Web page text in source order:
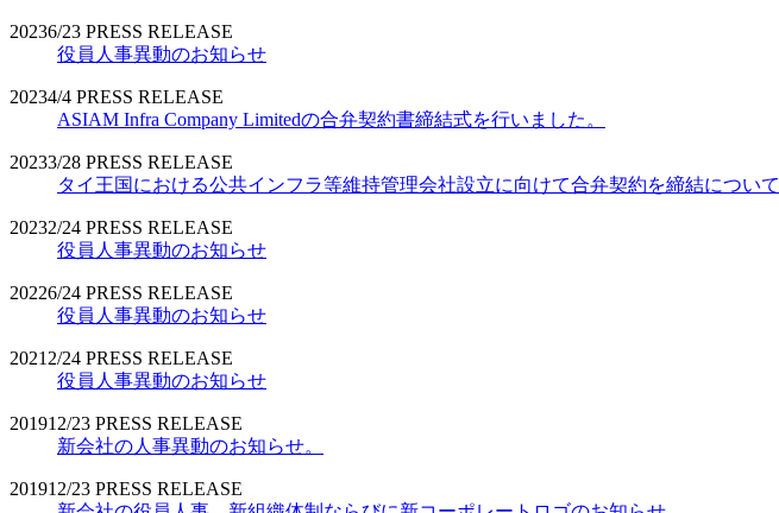
20236/23 PRESS RELEASE
役員人事異動のお知らせ
20234/4 PRESS RELEASE
ASIAM Infra Company Limitedの合弁契約書締結式を行いました。
20233/28 PRESS RELEASE
タイ王国における公共インフラ等維持管理会社設立に向けて合弁契約を締結について
20232/24 PRESS RELEASE
役員人事異動のお知らせ
20226/24 PRESS RELEASE
役員人事異動のお知らせ
2021 2/24 PRESS RELEASE
役員人事異動のお知らせ
201912/23 PRESS RELEASE
新会社の人事異動のお知らせ。
201912/23 PRESS RELEASE